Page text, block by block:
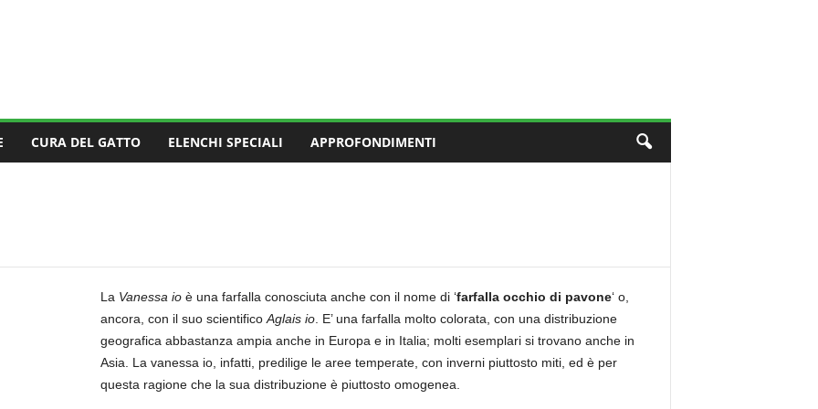
CURA DEL GATTO ELENCHI SPECIALI APPROFONDIMENTI
La Vanessa ioè una farfalla conosciuta anche con il nome di ‘farfalla occhio di pavone‘ o,
ancora, con il suo scientifico Aglais io. E’ una farfalla molto colorata, con una distribuzione
geografica abbastanza ampia anche in Europa e in Italia; molti esemplari si trovano anche in
Asia. La vanessa io, infatti, predilige le aree temperate, con inverni piuttosto miti, ed è per
questa ragione che la sua distribuzione è piuttosto omogenea.